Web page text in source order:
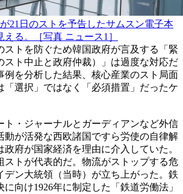
21日のストを予告したサムスン電子本
る。［写真 ニュース1］
ストを防ぐため韓国政府が言及する「緊
スト中止と政府仲裁）」は過度な対応だ
例を分析した結果、核心産業のスト局面
「選択」ではなく「必須措置」だったケ
ト・ジャーナルとガーディアンなど外信
動が活発な西欧諸国ですら労使の自律解
府が国家経済を理由に介入していた。
ストが代表的だ。物流がストップする危
デン大統領（当時）が立ち上がった。鉄
向け1926年に制定した「鉄道労働法」